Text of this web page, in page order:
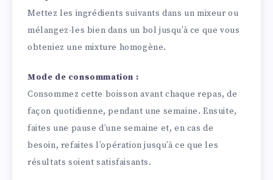
Mettez les ingrédients suivants dans un mixeur ou
mélangez-les bien dans un bol jusqu’à ce que vous
obteniez une mixture homogène.
Mode de consommation :
Consommez cette boisson avant chaque repas, de
façon quotidienne, pendant une semaine. Ensuite,
faites une pause d’une semaine et, en cas de
besoin, refaites l’opération jusqu’à ce que les
résultats soient satisfaisants.